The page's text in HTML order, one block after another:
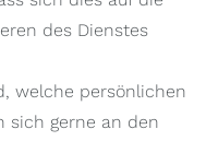
des Dienstes
welche persönlichen
sich gerne an den